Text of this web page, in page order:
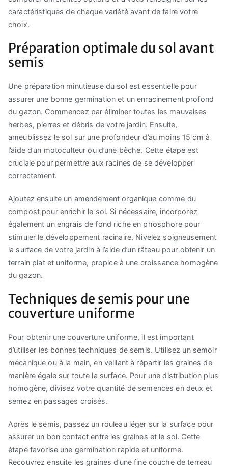
caractéristiques de chaque variété avant de faire votre
choix.
Préparation optimale du sol avant
semis
Une préparation minutieuse du sol est essentielle pour
assurer une bonne germination et un enracinement profond
du gazon. Commencez par éliminer toutes les mauvaises
herbes, pierres et débris de votre jardin. Ensuite,
ameublissez le sol sur une profondeur d’au moins 15 cm à
l’aide d’un motoculteur ou d’une bêche. Cette étape est
cruciale pour permettre aux racines de se développer
correctement.
Ajoutez ensuite un amendement organique comme du
compost pour enrichir le sol. Si nécessaire, incorporez
également un engrais de fond riche en phosphore pour
stimuler le développement racinaire. Nivelez soigneusement
la surface de votre jardin à l’aide d’un râteau pour obtenir un
terrain plat et uniforme, propice à une croissance homogène
du gazon.
Techniques de semis pour une
couverture uniforme
Pour obtenir une couverture uniforme, il est important
d’utiliser les bonnes techniques de semis. Utilisez un semoir
mécanique ou à la main, en veillant à répartir les graines de
manière égale sur toute la surface. Pour une distribution plus
homogène, divisez votre quantité de semences en deux et
semez en passages croisés.
Après le semis, passez un rouleau léger sur la surface pour
assurer un bon contact entre les graines et le sol. Cette
étape favorise une germination rapide et uniforme.
Recouvrez ensuite les graines d’une fine couche de terreau